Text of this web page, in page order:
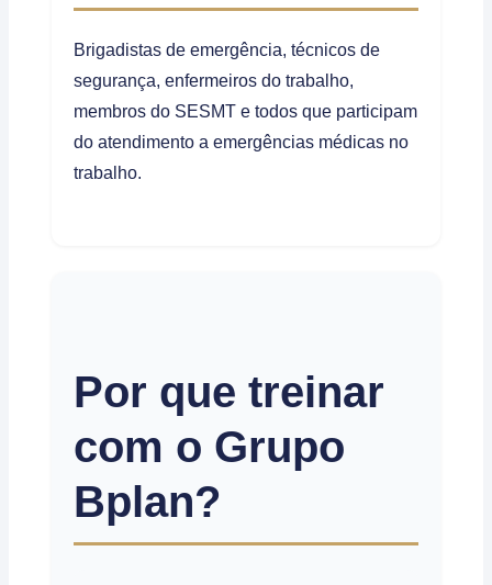
Brigadistas de emergência, técnicos de
segurança, enfermeiros do trabalho,
membros do SESMT e todos que participam
do atendimento a emergências médicas no
trabalho.
Por que treinar
com o Grupo
Bplan?